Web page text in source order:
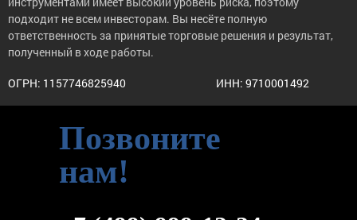
подходит не всем инвесторам. Вы несёте полную
ответственность за принятые торговые решения и результат,
полученный в ходе работы.
ОГРН: 1157746825940 ИНН: 9710001492
Позвоните
нам!